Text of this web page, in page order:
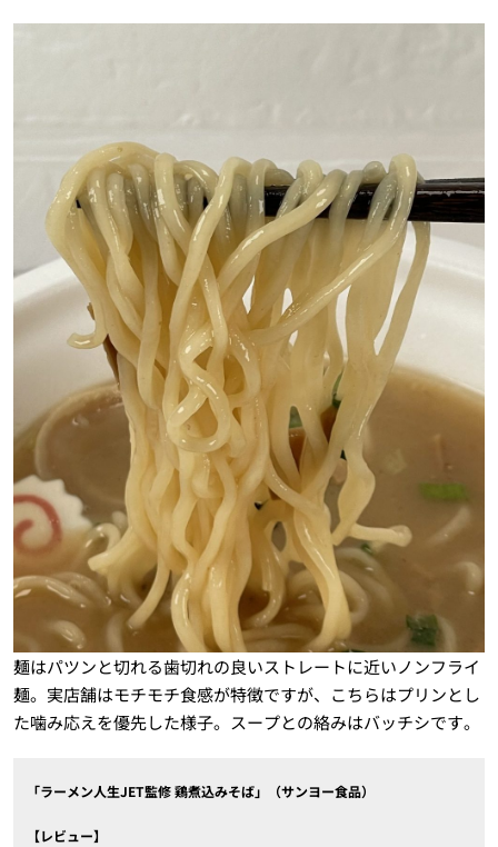
麺はパツンと切れる歯切れの良いストレートに近いノンフライ
麺。実店舗はモチモチ食感が特徴ですが、こちらはプリンとし
た噛み応えを優先した様子。スープとの絡みはバッチシです。
「ラーメン人生JET監修 鶏煮込みそば」（サンヨー食品）
【レビュー】